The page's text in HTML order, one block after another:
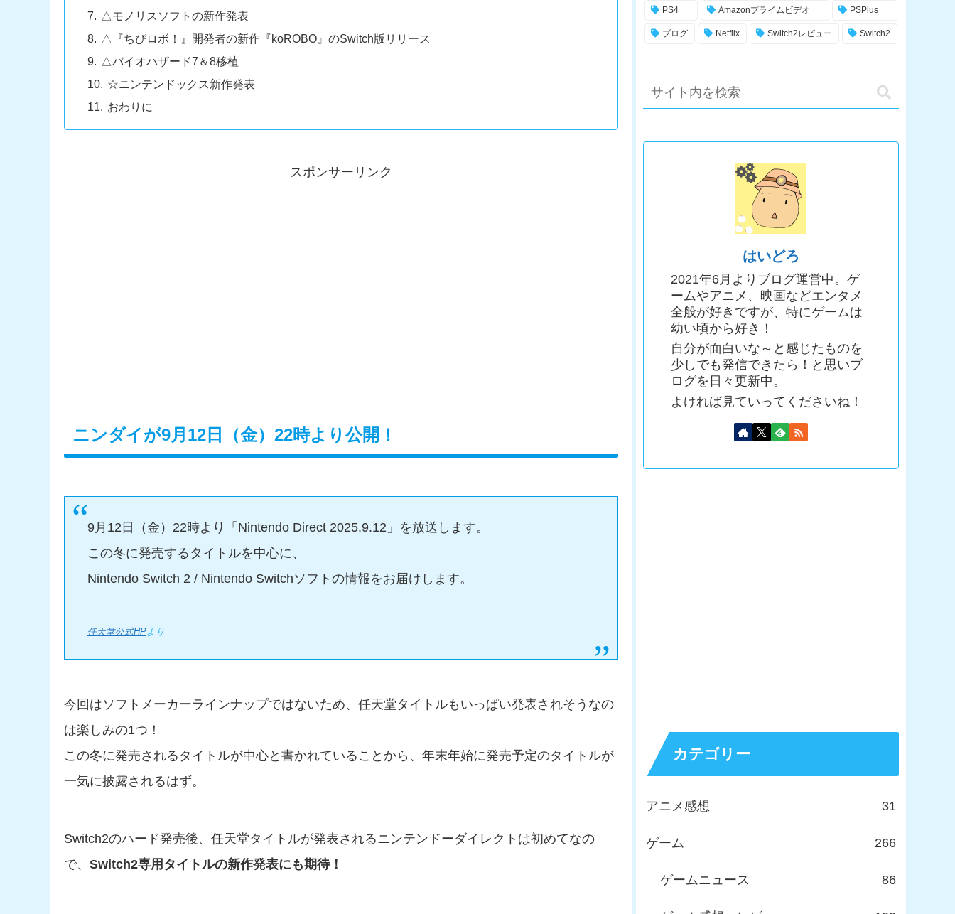
△モノリスソフトの新作発表
△『ちびロボ！』開発者の新作『koROBO』のSwitch版リリース
△バイオハザード7＆8移植
☆ニンテンドックス新作発表
おわりに
スポンサーリンク
ニンダイが9月12日（金）22時より公開！
9月12日（金）22時より「Nintendo Direct 2025.9.12」を放送します。
この冬に発売するタイトルを中心に、
Nintendo Switch 2 / Nintendo Switchソフトの情報をお届けします。
任天堂公式HPより
今回はソフトメーカーラインナップではないため、任天堂タイトルもいっぱい発表されそうなの
は楽しみの1つ！
この冬に発売されるタイトルが中心と書かれていることから、年末年始に発売予定のタイトルが
一気に披露されるはず。
Switch2のハード発売後、任天堂タイトルが発表されるニンテンドーダイレクトは初めてなの
で、 Switch2専用タイトルの新作発表にも期待！
PS4 Amazonプライムビデオ PSPlus
ブログ Netflix Switch2レビュー Switch2
はいどろ
2021年6月よりブログ運営中。ゲ
ームやアニメ、映画などエンタメ
全般が好きですが、特にゲームは
幼い頃から好き！
自分が面白いな～と感じたものを
少しでも発信できたら！と思いブ
ログを日々更新中。
よければ見ていってくださいね！
カテゴリー
アニメ感想 31
ゲーム 266
ゲームニュース 86